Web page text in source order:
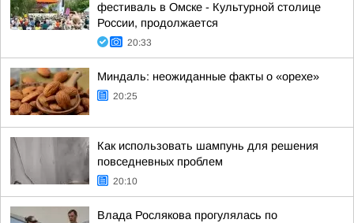
фестиваль в Омске - Культурной столице
России, продолжается
20:33
Миндаль: неожиданные факты о «орехе»
20:25
Как использовать шампунь для решения
повседневных проблем
20:10
Влада Рослякова прогулялась по